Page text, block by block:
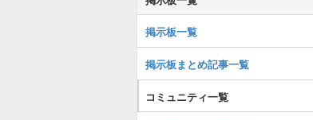
掲示板一覧
掲示板まとめ記事一覧
コミュニティ一覧